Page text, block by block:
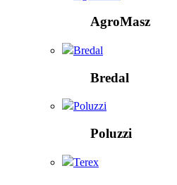
AgroMasz
Bredal
Bredal
Poluzzi
Poluzzi
Terex